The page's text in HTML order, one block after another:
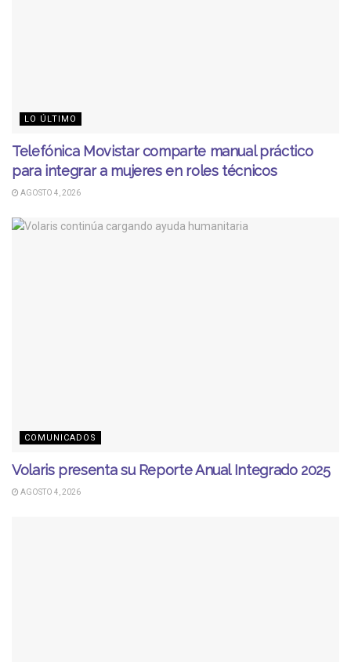
LO ÚLTIMO
Telefónica Movistar comparte manual práctico
para integrar a mujeres en roles técnicos
AGOSTO 4, 2026
COMUNICADOS
Volaris presenta su Reporte Anual Integrado 2025
AGOSTO 4, 2026